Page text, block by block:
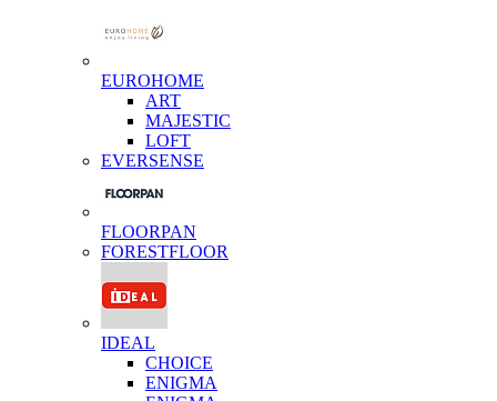
EUROHOME
ART
MAJESTIC
LOFT
EVERSENSE
FLOORPAN
FORESTFLOOR
IDEAL
CHOICE
ENIGMA